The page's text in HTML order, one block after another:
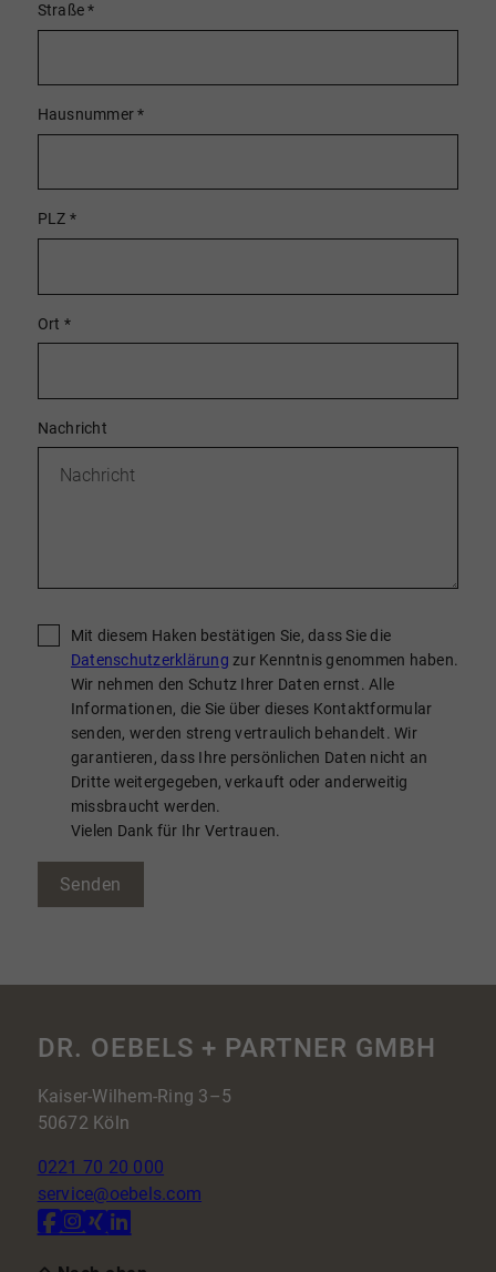
Straße*
Hausnummer*
PLZ *
Ort *
Nachricht
Mit diesem Haken bestätigen Sie, dass Sie die
Datenschutzerklärung zur Kenntnis genommen haben.
Wir nehmen den Schutz Ihrer Daten ernst. Alle
Informationen, die Sie über dieses Kontaktformular
senden, werden streng vertraulich behandelt. Wir
garantieren, dass Ihre persönlichen Daten nicht an
Dritte weitergegeben, verkauft oder anderweitig
missbraucht werden.
Vielen Dank für Ihr Vertrauen.
Senden
DR. OEBELS + PARTNER GMBH
Kaiser-Wilhem-Ring 3–5
50672 Köln
0221 70 20 000
service@oebels.com